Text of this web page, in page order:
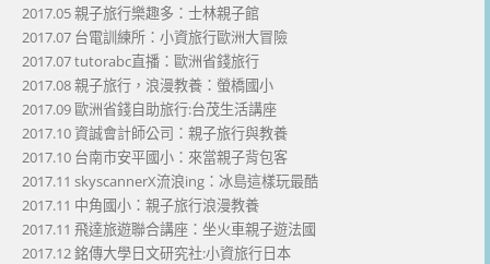
2017.05 親子旅行樂趣多：士林親子館
2017.07 台電訓練所：小資旅行歐洲大冒險
2017.07 tutorabc直播：歐洲省錢旅行
2017.08 親子旅行，浪漫教養：螢橋國小
2017.09 歐洲省錢自助旅行:台茂生活講座
2017.10 資誠會計師公司：親子旅行與教養
2017.10 台南市安平國小：來當親子背包客
2017.11 skyscannerX流浪ing：冰島這樣玩最酷
2017.11 中角國小：親子旅行浪漫教養
2017.11 飛達旅遊聯合講座：坐火車親子遊法國
2017.12 銘傳大學日文研究社:小資旅行日本